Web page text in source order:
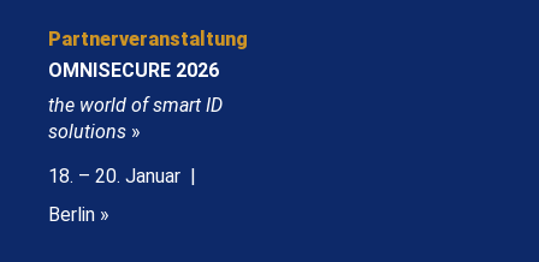
Partnerveranstaltung
OMNISECURE 2026
the world of smart ID
solutions »
18. – 20. Januar |
Berlin »